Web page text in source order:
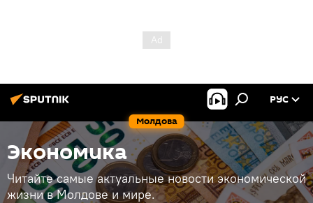
Молдова
РУС
Экономика
Читайте самые актуальные новости экономической
жизни в Молдове и мире.